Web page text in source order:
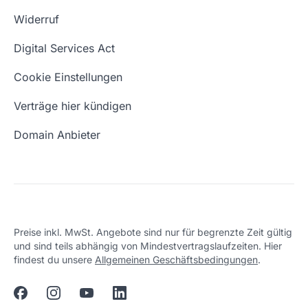
Whois Domain
Was ist eine Domain?
Domain Umzug
Wie ist meine IP?
Email Adresse erstellen
Widerruf
Digital Services Act
Cookie Einstellungen
Verträge hier kündigen
Domain Anbieter
Preise inkl. MwSt. Angebote sind nur für begrenzte Zeit gültig
und sind teils abhängig von Mindestvertragslaufzeiten. Hier
findest du unsere Allgemeinen Geschäftsbedingungen.